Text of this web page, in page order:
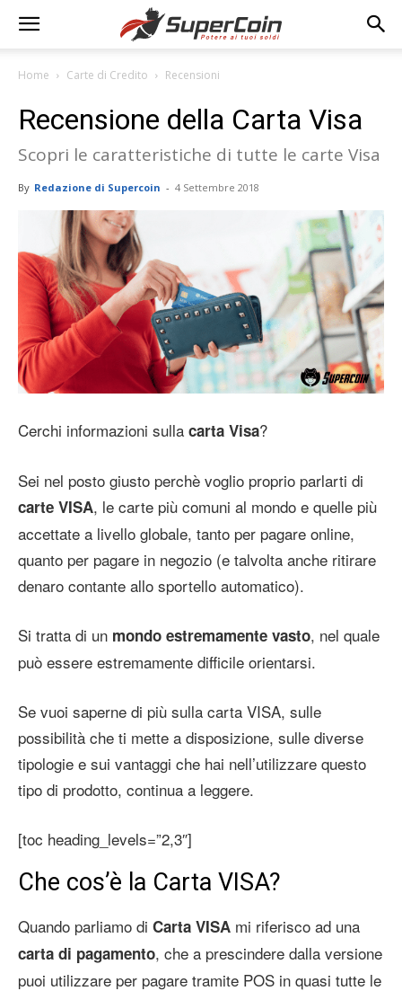
Home Carte di Credito Recensioni
Recensione della Carta Visa
Scopri le caratteristiche di tutte le carte Visa
By Redazione di Supercoin - 4 Settembre 2018
Cerchi informazioni sulla carta Visa?
Sei nel posto giusto perchè voglio proprio parlarti di
carte VISA, le carte più comuni al mondo e quelle più
accettate a livello globale, tanto per pagare online,
quanto per pagare in negozio (e talvolta anche ritirare
denaro contante allo sportello automatico).
Si tratta di un mondo estremamente vasto, nel quale
può essere estremamente difficile orientarsi.
Se vuoi saperne di più sulla carta VISA, sulle
possibilità che ti mette a disposizione, sulle diverse
tipologie e sui vantaggi che hai nell’utilizzare questo
tipo di prodotto, continua a leggere.
[toc heading_levels=”2,3″]
Che cos’è la Carta VISA?
Quando parliamo di Carta VISA mi riferisco ad una
carta di pagamento, che a prescindere dalla versione
puoi utilizzare per pagare tramite POS in quasi tutte le